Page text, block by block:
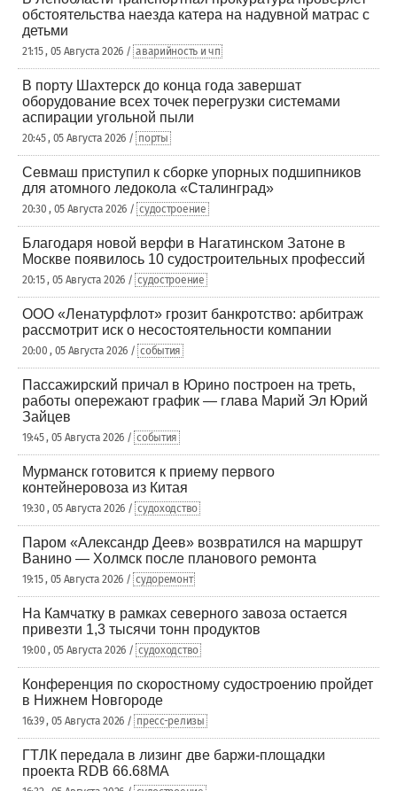
обстоятельства наезда катера на надувной матрас с
детьми
21:15 , 05 Августа 2026 / аварийность и чп
В порту Шахтерск до конца года завершат
оборудование всех точек перегрузки системами
аспирации угольной пыли
20:45 , 05 Августа 2026 / порты
Севмаш приступил к сборке упорных подшипников
для атомного ледокола «Сталинград»
20:30 , 05 Августа 2026 / судостроение
Благодаря новой верфи в Нагатинском Затоне в
Москве появилось 10 судостроительных профессий
20:15 , 05 Августа 2026 / судостроение
ООО «Ленатурфлот» грозит банкротство: арбитраж
рассмотрит иск о несостоятельности компании
20:00 , 05 Августа 2026 / события
Пассажирский причал в Юрино построен на треть,
работы опережают график — глава Марий Эл Юрий
Зайцев
19:45 , 05 Августа 2026 / события
Мурманск готовится к приему первого
контейнеровоза из Китая
19:30 , 05 Августа 2026 / судоходство
Паром «Александр Деев» возвратился на маршрут
Ванино — Холмск после планового ремонта
19:15 , 05 Августа 2026 / судоремонт
На Камчатку в рамках северного завоза остается
привезти 1,3 тысячи тонн продуктов
19:00 , 05 Августа 2026 / судоходство
Конференция по скоростному судостроению пройдет
в Нижнем Новгороде
16:39 , 05 Августа 2026 / пресс-релизы
ГТЛК передала в лизинг две баржи-площадки
проекта RDB 66.68МА